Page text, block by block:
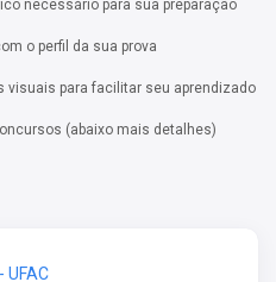
necessário para sua preparação
o perfil da sua prova
visuais para facilitar seu aprendizado
(abaixo mais detalhes)
UFAC